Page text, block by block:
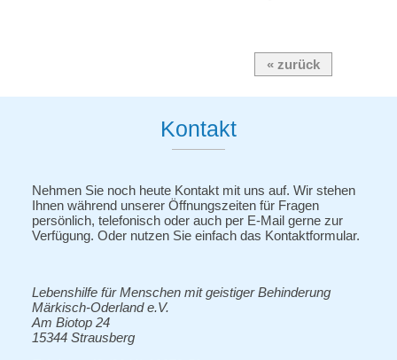
« zurück
Kontakt
Nehmen Sie noch heute Kontakt mit uns auf. Wir stehen
Ihnen während unserer Öffnungszeiten für Fragen
persönlich, telefonisch oder auch per E-Mail gerne zur
Verfügung. Oder nutzen Sie einfach das Kontaktformular.
Lebenshilfe für Menschen mit geistiger Behinderung
Märkisch-Oderland e.V.
Am Biotop 24
15344 Strausberg